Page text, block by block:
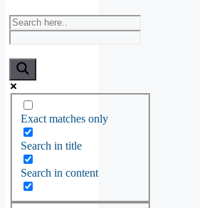
Exact matches only
Search in title
Search in content